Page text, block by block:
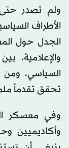
ولم تصدر
الأطراف
الجدل حول
والإعلامية،
السياسي، ومن
تحقق تقدماً
وفي معسكر
وأكاديميين